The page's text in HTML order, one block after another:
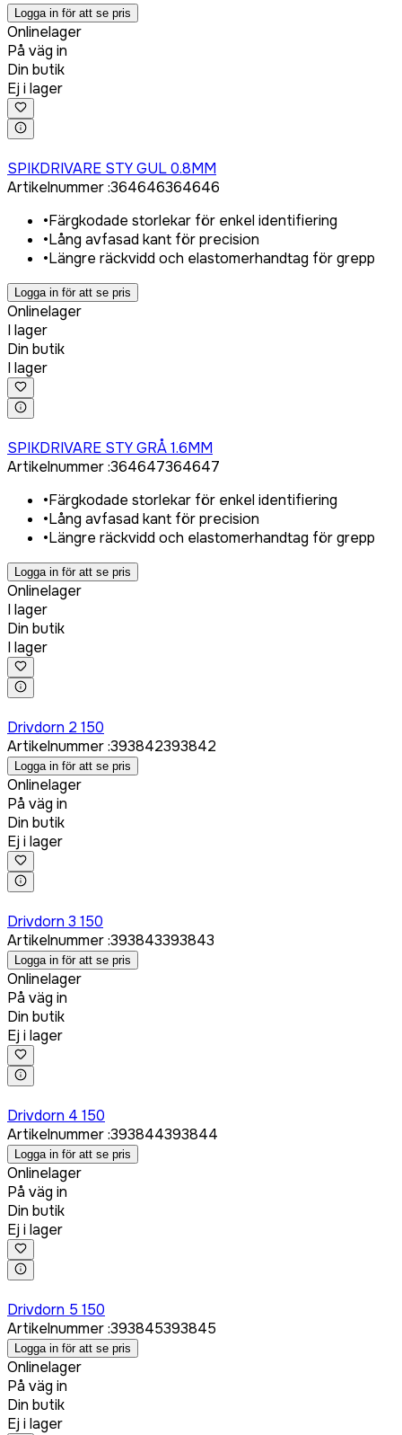
Logga in för att se pris
Onlinelager
På väg in
Din butik
Ej i lager
SPIKDRIVARE STY GUL 0.8MM
Artikelnummer:364646364646
•Färgkodade storlekar för enkel identifiering
•Lång avfasad kant för precision
•Längre räckvidd och elastomerhandtag för grepp
Logga in för att se pris
Onlinelager
I lager
Din butik
I lager
SPIKDRIVARE STY GRÅ 1.6MM
Artikelnummer:364647364647
•Färgkodade storlekar för enkel identifiering
•Lång avfasad kant för precision
•Längre räckvidd och elastomerhandtag för grepp
Logga in för att se pris
Onlinelager
I lager
Din butik
I lager
Drivdorn 2 150
Artikelnummer:393842393842
Logga in för att se pris
Onlinelager
På väg in
Din butik
Ej i lager
Drivdorn 3 150
Artikelnummer:393843393843
Logga in för att se pris
Onlinelager
På väg in
Din butik
Ej i lager
Drivdorn 4 150
Artikelnummer:393844393844
Logga in för att se pris
Onlinelager
På väg in
Din butik
Ej i lager
Drivdorn 5 150
Artikelnummer:393845393845
Logga in för att se pris
Onlinelager
På väg in
Din butik
Ej i lager